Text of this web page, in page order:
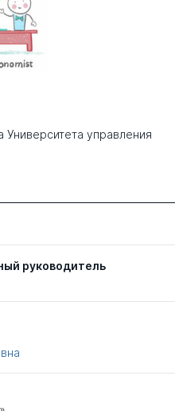
управления
руководитель